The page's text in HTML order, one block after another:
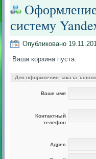
Оформление
систему
Опубликовано
Ваша корзина пуста.
Для оформления заказа
Ваше имя
Контактный
телефон
Адрес